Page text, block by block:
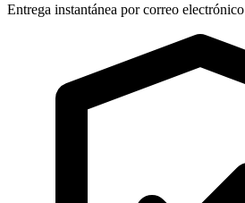
Entrega instantánea por correo electrónico